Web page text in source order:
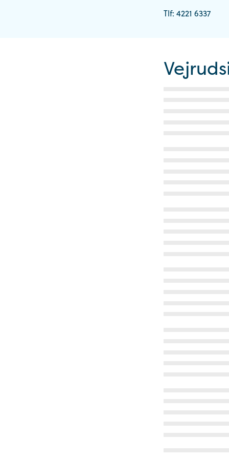
Tlf: 4221 6337